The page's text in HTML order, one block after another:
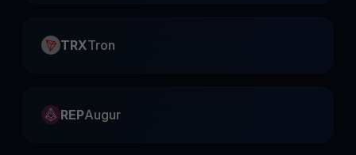
TRXTron
REPAugur